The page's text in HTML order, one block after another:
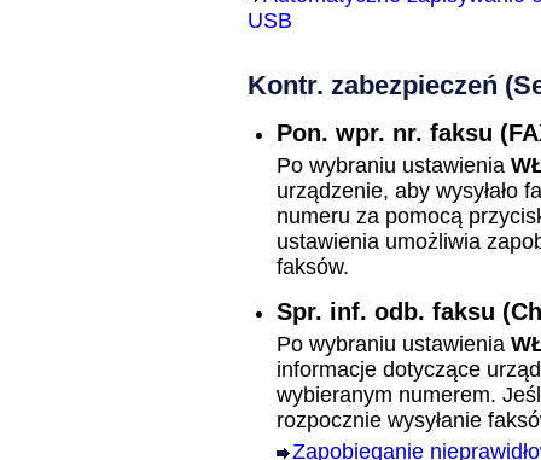
USB
Kontr. zabezpieczeń
Pon. wpr. nr. faksu
Po wybraniu ustawienia
urządzenie, aby wysyłało
numeru za pomocą
ustawienia umożliwia
faksów.
Spr. inf. odb. faksu
Po wybraniu ustawienia
informacje dotyczące
wybieranym numerem.
rozpocznie wysyłanie
Zapobieganie